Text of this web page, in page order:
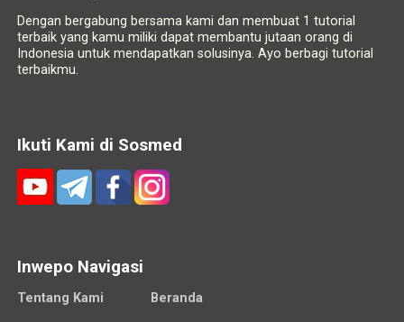
Dengan bergabung bersama kami dan membuat 1 tutorial
terbaik yang kamu miliki dapat membantu jutaan orang di
Indonesia untuk mendapatkan solusinya. Ayo berbagi tutorial
terbaikmu.
Ikuti Kami di Sosmed
Inwepo Navigasi
Tentang Kami
Beranda